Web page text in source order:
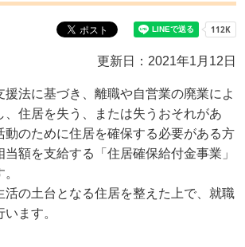
更新日：2021年1月12日
援法に基づき、離職や自営業の廃業によ
、住居を失う、または失うおそれがあ
動のために住居を確保する必要がある方
額を支給する「住居確保給付金事業」
活の土台となる住居を整えた上で、就職
ます。